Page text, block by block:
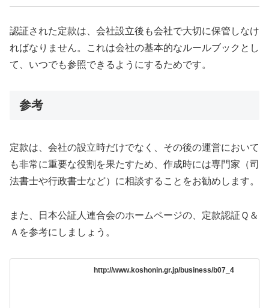
認証された定款は、会社設立後も会社で大切に保管しなけ
ればなりません。これは会社の基本的なルールブックとし
て、いつでも参照できるようにするためです。
参考
定款は、会社の設立時だけでなく、その後の運営において
も非常に重要な役割を果たすため、作成時には専門家（司
法書士や行政書士など）に相談することをお勧めします。
また、日本公証人連合会のホームページの、定款認証Ｑ＆
Ａを参考にしましょう。
http://www.koshonin.gr.jp/business/b07_4